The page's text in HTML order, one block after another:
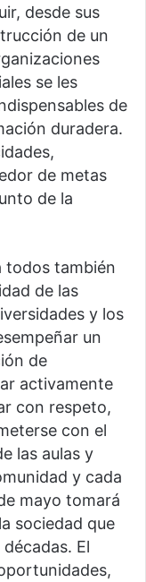
desde sus
de un
se les
de
duradera.
de metas
de la
todos también
de las
y los
un
de
activamente
con respeto,
con el
las aulas y
y cada
mayo tomará
sociedad que
El